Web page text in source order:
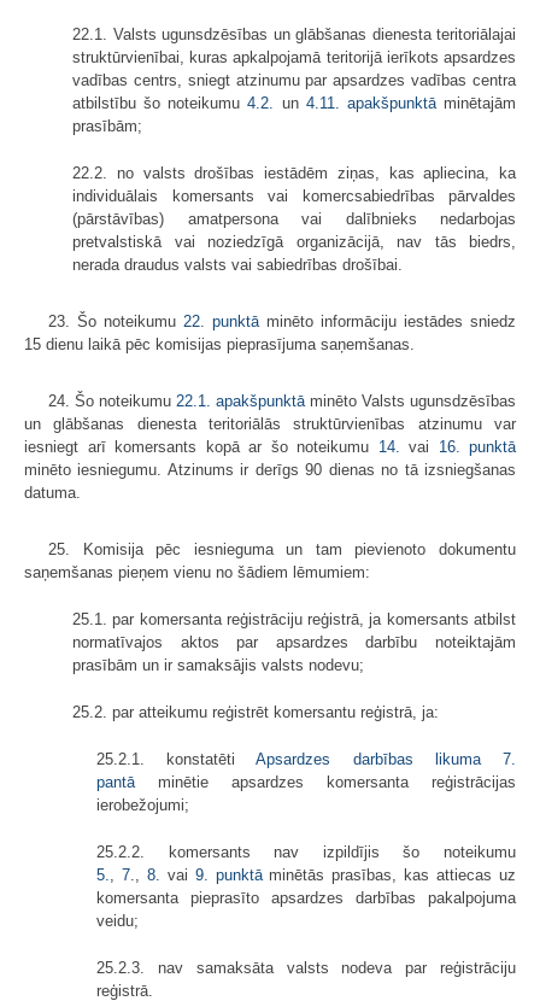
22.1. Valsts ugunsdzēsības un glābšanas dienesta teritoriālajai
struktūrvienībai, kuras apkalpojamā teritorijā ierīkots apsardzes
vadības centrs, sniegt atzinumu par apsardzes vadības centra
atbilstību šo noteikumu4.2. un 4.11. apakšpunktāminētajām
prasībām;
22.2. no valsts drošības iestādēm ziņas, kas apliecina, ka
individuālais komersants vai komercsabiedrības pārvaldes
(pārstāvības) amatpersona vai dalībnieks nedarbojas
pretvalstiskā vai noziedzīgā organizācijā, nav tās biedrs,
nerada draudus valsts vai sabiedrības drošībai.
23. Šo noteikumu 22. punktā minēto informāciju iestādes sniedz
15 dienu laikā pēc komisijas pieprasījuma saņemšanas.
24. Šo noteikumu 22.1. apakšpunktā minēto Valsts ugunsdzēsības
un glābšanas dienesta teritoriālās struktūrvienības atzinumu var
iesniegt arī komersants kopā ar šo noteikumu 14. vai 16. punktā
minēto iesniegumu. Atzinums ir derīgs 90 dienas no tā izsniegšanas
datuma.
25. Komisija pēc iesnieguma un tam pievienoto dokumentu
saņemšanas pieņem vienu no šādiem lēmumiem:
25.1. par komersanta reģistrāciju reģistrā, ja komersants atbilst
normatīvajos aktos par apsardzes darbību noteiktajām
prasībām un ir samaksājis valsts nodevu;
25.2. par atteikumu reģistrēt komersantu reģistrā, ja:
25.2.1. konstatētiApsardzes darbības likuma
7.
pantā minētie apsardzes komersanta reģistrācijas
ierobežojumi;
25.2.2. komersants nav izpildījis šo noteikumu
5.
7. 8. vai 9. punktāminētās prasības, kas attiecas uz
komersanta pieprasīto apsardzes darbības pakalpojuma
veidu;
25.2.3. nav samaksāta valsts nodeva par reģistrāciju
reģistrā.